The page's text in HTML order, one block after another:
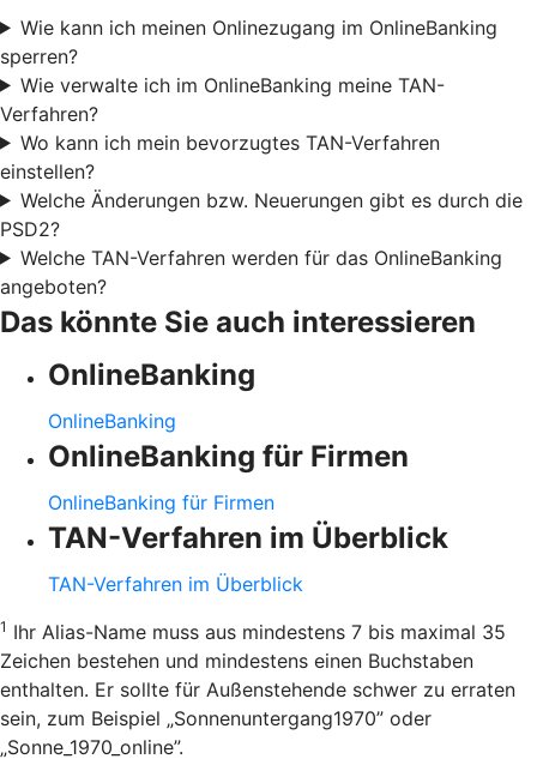
Wie kann ich meinen Onlinezugang im OnlineBanking
sperren?
Wie verwalte ich im OnlineBanking meine TAN-
Verfahren?
Wo kann ich mein bevorzugtes TAN-Verfahren
einstellen?
Welche Änderungen bzw. Neuerungen gibt es durch die
PSD2?
Welche TAN-Verfahren werden für das OnlineBanking
angeboten?
Das könnte Sie auch interessieren
OnlineBanking
OnlineBanking
OnlineBanking für Firmen
OnlineBanking für Firmen
TAN-Verfahren im Überblick
TAN-Verfahren im Überblick
1 Ihr Alias-Name muss aus mindestens 7 bis maximal 35
Zeichen bestehen und mindestens einen Buchstaben
enthalten. Er sollte für Außenstehende schwer zu erraten
sein, zum Beispiel „Sonnenuntergang1970” oder
„Sonne_1970_online”.